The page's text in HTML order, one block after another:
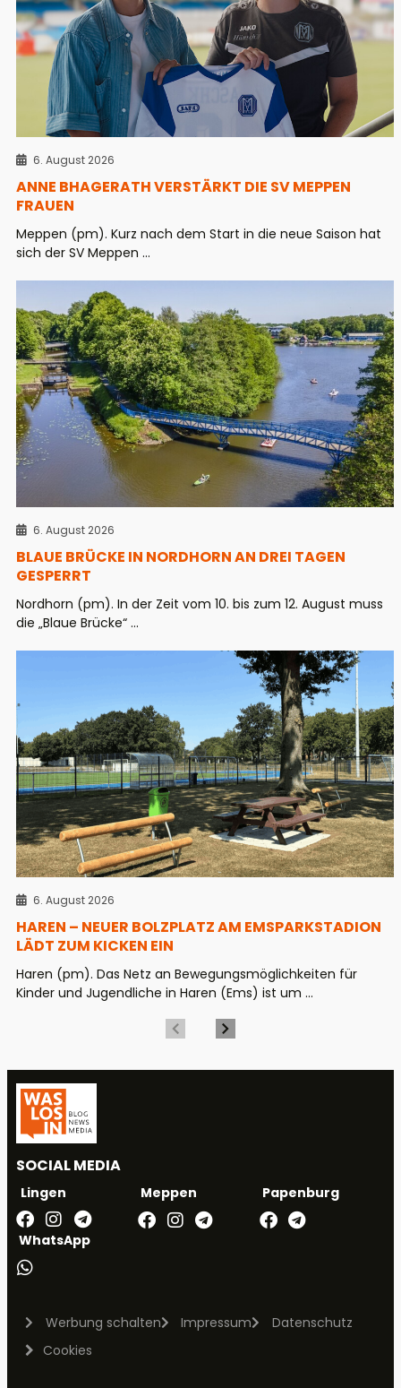
6. August 2026
ANNE BHAGERATH VERSTÄRKT DIE SV MEPPEN
FRAUEN
Meppen (pm). Kurz nach dem Start in die neue Saison hat
sich der SV Meppen ...
6. August 2026
BLAUE BRÜCKE IN NORDHORN AN DREI TAGEN
GESPERRT
Nordhorn (pm). In der Zeit vom 10. bis zum 12. August muss
die „Blaue Brücke“ ...
6. August 2026
HAREN – NEUER BOLZPLATZ AM EMSPARKSTADION
LÄDT ZUM KICKEN EIN
Haren (pm). Das Netz an Bewegungsmöglichkeiten für
Kinder und Jugendliche in Haren (Ems) ist um ...
SOCIAL MEDIA
Lingen Meppen Papenburg
WhatsApp
Werbung schalten Impressum
Datenschutz
Cookies